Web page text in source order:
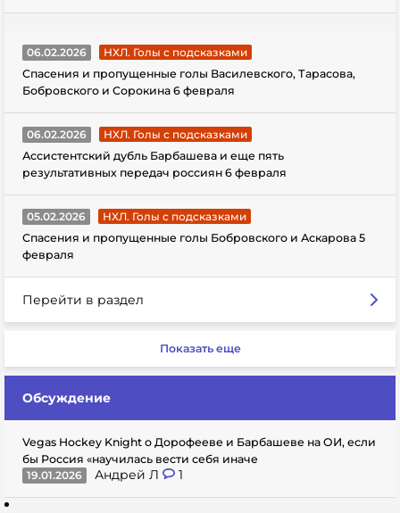
06.02.2026
НХЛ. Голы с подсказками
Спасения и пропущенные голы Василевского, Тарасова,
Бобровского и Сорокина 6 февраля
06.02.2026
НХЛ. Голы с подсказками
Ассистентский дубль Барбашева и еще пять
результативных передач россиян 6 февраля
05.02.2026
НХЛ. Голы с подсказками
Спасения и пропущенные голы Бобровского и Аскарова 5
февраля
Перейти в раздел
Показать еще
Обсуждение
Vegas Hockey Knight о Дорофееве и Барбашеве на ОИ, если
бы Россия «научилась вести себя иначе
19.01.2026
Андрей Л 1